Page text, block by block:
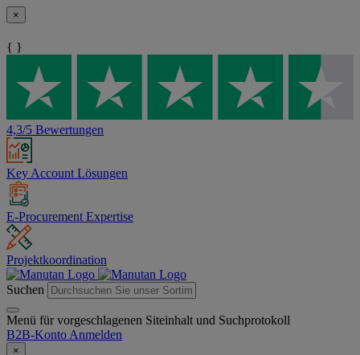
×
{ }
4,3/5 Bewertungen
Key Account Lösungen
E-Procurement Expertise
Projektkoordination
Suchen
Menü für vorgeschlagenen Siteinhalt und Suchprotokoll
B2B-Konto Anmelden
×